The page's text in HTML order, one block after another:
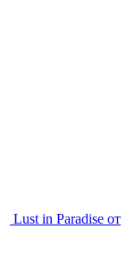
Lust in Paradise от